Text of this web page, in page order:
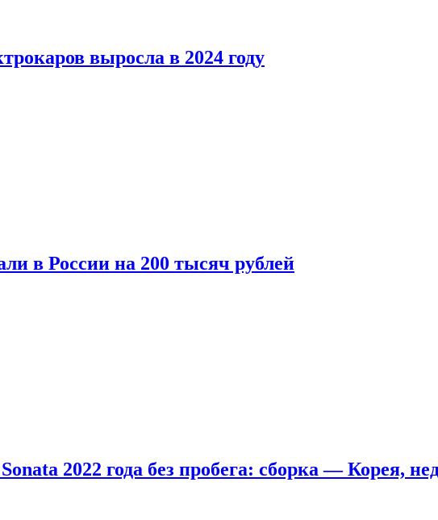
выросла в 2024 году
в России на 200 тысяч рублей
2022 года без пробега: сборка — Корея,